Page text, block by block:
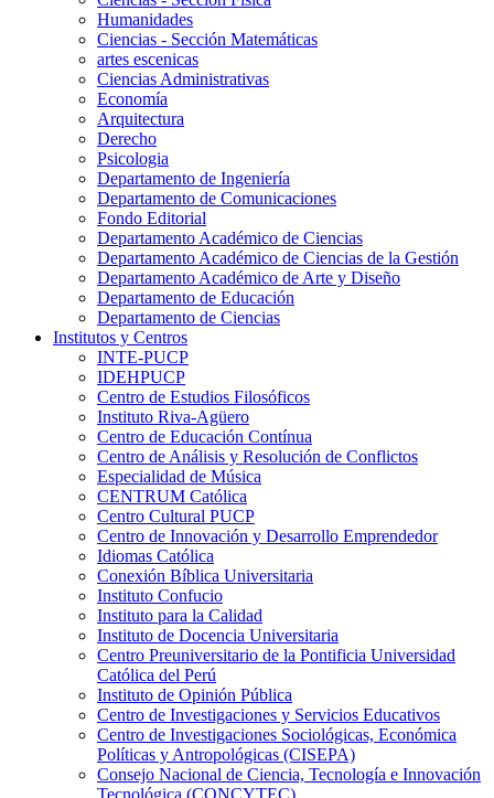
Humanidades
Ciencias - Sección Matemáticas
artes escenicas
Ciencias Administrativas
Economía
Arquitectura
Derecho
Psicologia
Departamento de Ingeniería
Departamento de Comunicaciones
Fondo Editorial
Departamento Académico de Ciencias
Departamento Académico de Ciencias de la Gestión
Departamento Académico de Arte y Diseño
Departamento de Educación
Departamento de Ciencias
Institutos y Centros
INTE-PUCP
IDEHPUCP
Centro de Estudios Filosóficos
Instituto Riva-Agüero
Centro de Educación Contínua
Centro de Análisis y Resolución de Conflictos
Especialidad de Música
CENTRUM Católica
Centro Cultural PUCP
Centro de Innovación y Desarrollo Emprendedor
Idiomas Católica
Conexión Bíblica Universitaria
Instituto Confucio
Instituto para la Calidad
Instituto de Docencia Universitaria
Centro Preuniversitario de la Pontificia Universidad
Católica del Perú
Instituto de Opinión Pública
Centro de Investigaciones y Servicios Educativos
Centro de Investigaciones Sociológicas, Económica
Políticas y Antropológicas (CISEPA)
Consejo Nacional de Ciencia, Tecnología e Innovación
Tecnológica (CONCYTEC)